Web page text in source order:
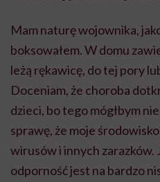
Mam naturę wojownika,
boksowałem. W domu
leżą rękawicę, do tej pory
Doceniam, że choroba
dzieci, bo tego mógłbym
sprawę, że moje
wirusów i innych zarazków.
odporność jest na bardzo